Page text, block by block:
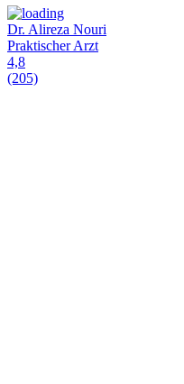
Dr. Alireza Nouri
Praktischer Arzt
4,8
(205)